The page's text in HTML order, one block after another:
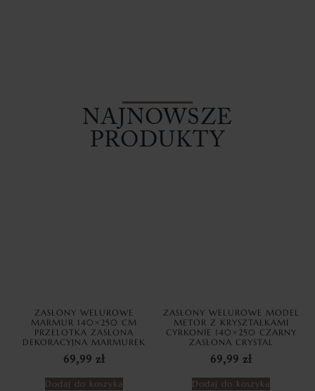
NAJNOWSZE
PRODUKTY
ZASŁONY WELUROWE
MARMUR 140×250 CM
PRZELOTKA ZASŁONA
DEKORACYJNA MARMUREK
69,99 zł
Dodaj do koszyka
ZASŁONY WELUROWE MODEL
METOR Z KRYSZTAŁKAMI
CYRKONIE 140×250 CZARNY
ZASŁONA CRYSTAL
69,99 zł
Dodaj do koszyka